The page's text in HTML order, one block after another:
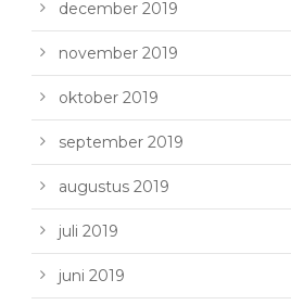
december 2019
november 2019
oktober 2019
september 2019
augustus 2019
juli 2019
juni 2019